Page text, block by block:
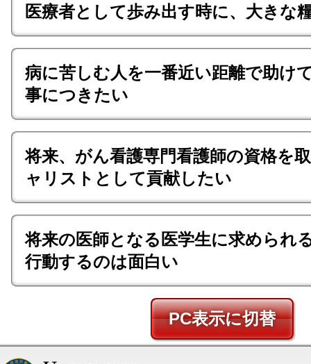
医療者として歩み出す時に、大きな
病に苦しむ人を一番近い距離で助け
事につきたい
将来、がん看護専門看護師の資格を
ャリストとして貢献したい
将来の医師となる医学生に求められ
行動するのは面白い
PC